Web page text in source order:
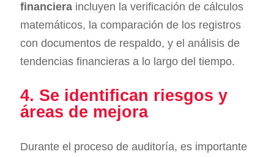
financiera incluyen la verificación de cálculos
matemáticos, la comparación de los registros
con documentos de respaldo, y el análisis de
tendencias financieras a lo largo del tiempo.
4. Se identifican riesgos y
áreas de mejora
Durante el proceso de auditoría, es importante